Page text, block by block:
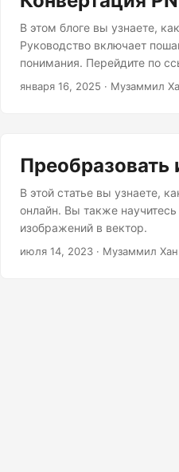
В этом блоге вы узнаете,
Руководство включает
понимания. Перейдите по
января 16, 2025 · Музаммил
Преобразовать
В этой статье вы узнаете,
онлайн. Вы также
изображений в вектор.
июля 14, 2023 · Музаммил Хан